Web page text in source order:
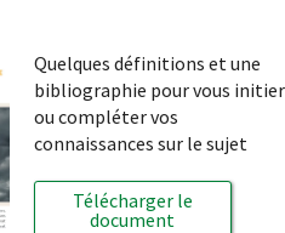
Quelques définitions et une
bibliographie pour vous initier
ou compléter vos
connaissances sur le sujet
Télécharger le
document